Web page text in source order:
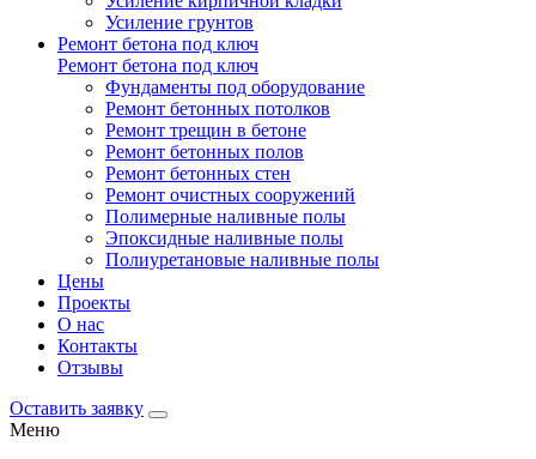
Усиление грунтов
Ремонт бетона под ключ
Ремонт бетона под ключ
Фундаменты под оборудование
Ремонт бетонных потолков
Ремонт трещин в бетоне
Ремонт бетонных полов
Ремонт бетонных стен
Ремонт очистных сооружений
Полимерные наливные полы
Эпоксидные наливные полы
Полиуретановые наливные полы
Цены
Проекты
О нас
Контакты
Отзывы
Оставить заявку
Меню